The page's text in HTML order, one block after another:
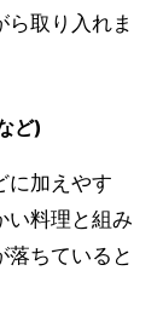
ら取り入れま
ど)
に加えやす
い料理と組み
落ちていると